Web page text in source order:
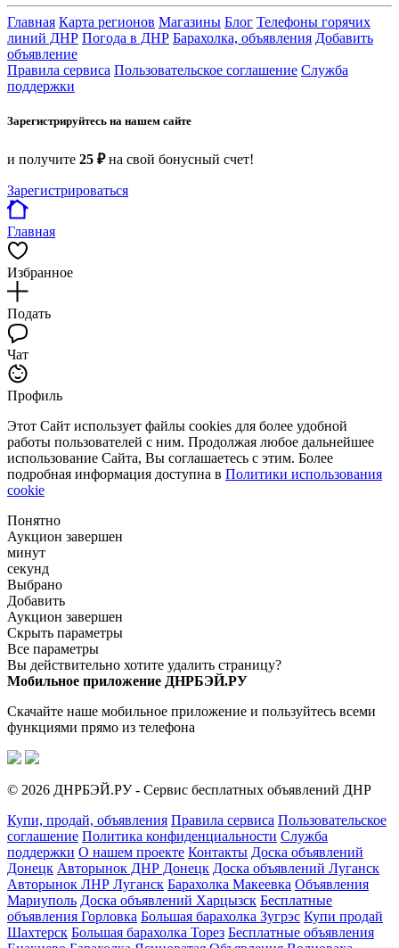
Главная Карта регионов Магазины Блог Телефоны горячих
линий ДНР Погода в ДНР Барахолка, объявления Добавить
объявление
Правила сервиса Пользовательское соглашение Служба
поддержки
Зарегистрируйтесь на нашем сайте
и получите 25 ₽на свой бонусный счет!
Зарегистрироваться
Главная
Избранное
Подать
Чат
Профиль
Этот Сайт использует файлы cookies для более удобной
работы пользователей с ним. Продолжая любое дальнейшее
использование Сайта, Вы соглашаетесь с этим. Более
подробная информация доступна в Политики использования
cookie
Понятно
Аукцион завершен
минут
секунд
Выбрано
Добавить
Аукцион завершен
Скрыть параметры
Все параметры
Вы действительно хотите удалить страницу?
Мобильное приложение ДНРБЭЙ.РУ
Скачайте наше мобильное приложение и пользуйтесь всеми
функциями прямо из телефона
© 2026 ДНРБЭЙ.РУ - Сервис бесплатных объявлений ДНР
Купи, продай, объявления Правила сервиса Пользовательское
соглашение Политика конфиденциальности Служба
поддержки О нашем проекте Контакты Доска объявлений
Донецк Авторынок ДНР Донецк Доска объявлений Луганск
Авторынок ЛНР Луганск Барахолка Макеевка Объявления
Мариуполь Доска объявлений Харцызск Бесплатные
объявления Горловка Большая барахолка Зугрэс Купи продай
Шахтерск Большая барахолка Торез Бесплатные объявления